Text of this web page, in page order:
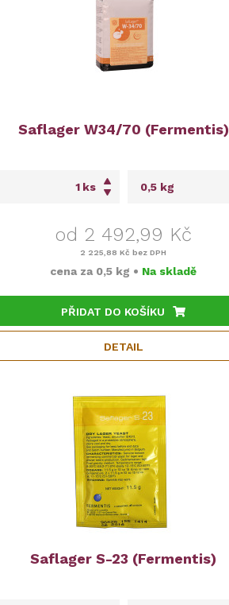
Saflager W34/70 (Fermentis)
ks
od 2 492,99 Kč
2 225,88 Kč bez DPH
cena za 0,5 kg • Na skladě
PŘIDAT DO KOŠÍKU
DETAIL
Saflager S-23 (Fermentis)